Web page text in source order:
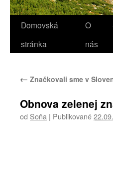
Preskočiť
na
Domovská
stránka
O
nás
← Značkovali sme v
Obnova zelenej
od Soňa | Publikované